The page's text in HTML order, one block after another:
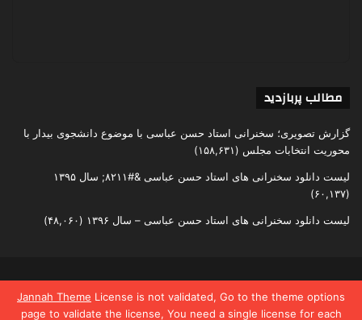
Jannah Theme License is not validated, Go to the theme options
page to validate the license, You need a single license for each
مطالب پربازدید
گزارش تصویری؛ سخنرانی استاد حسن عباسی با موضوع دانشجوی بیدار با
محوریت انتخابات مجلس (۱۵۸,۶۳۱)
لیست دانلود سخنرانی های استاد حسن عباسی &#۸۲۱۱; سال ۱۳۹۵
(۶۰,۱۳۷)
لیست دانلود سخنرانی های استاد حسن عباسی – سال ۱۳۹۶ (۴۸,۰۶۰)